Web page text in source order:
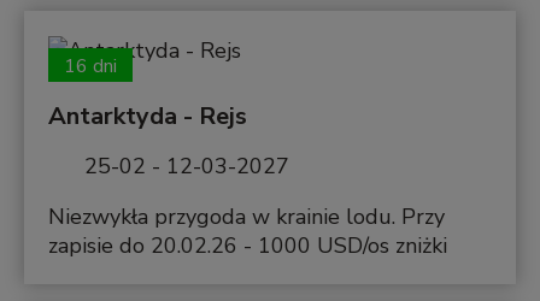
16 dni
Antarktyda - Rejs
25-02 - 12-03-2027
Niezwykła przygoda w krainie lodu. Przy
zapisie do 20.02.26 - 1000 USD/os zniżki